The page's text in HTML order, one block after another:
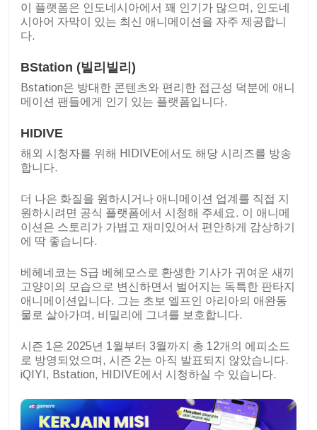
이 플랫폼은 인도네시아에서 꽤 인기가 많으며, 인도네
시아어 자막이 있는 최신 애니메이션을 자주 제공합니
다.
BStation (빌리빌리)
Bstation은 방대한 콘텐츠와 편리한 접근성 덕분에 애니
메이션 팬들에게 인기 있는 플랫폼입니다.
HIDIVE
해외 시청자를 위해 HIDIVE에서도 해당 시리즈를 방송
합니다.
더 나은 화질을 원하시거나 애니메이션 업계를 직접 지
원하시려면 공식 플랫폼에서 시청해 주세요. 이 애니메
이션은 스토리가 가볍고 재미있어서 편안하게 감상하기
에 딱 좋습니다.
베헤네코는 S급 베헤모스로 환생한 기사가 귀여운 새끼
고양이의 모습으로 변신하면서 벌어지는 독특한 판타지
애니메이션입니다. 그는 초보 엘프인 아리아의 애완동
물로 살아가며, 비밀리에 그녀를 보호합니다.
시즌 1은 2025년 1월부터 3월까지 총 12개의 에피소드
로 방영되었으며, 시즌 2는 아직 발표되지 않았습니다.
iQIYI, Bstation, HIDIVE에서 시청하실 수 있습니다.